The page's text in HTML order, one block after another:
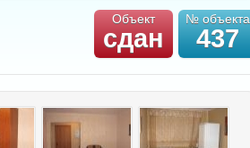
Объект
сдан
№ объекта
437